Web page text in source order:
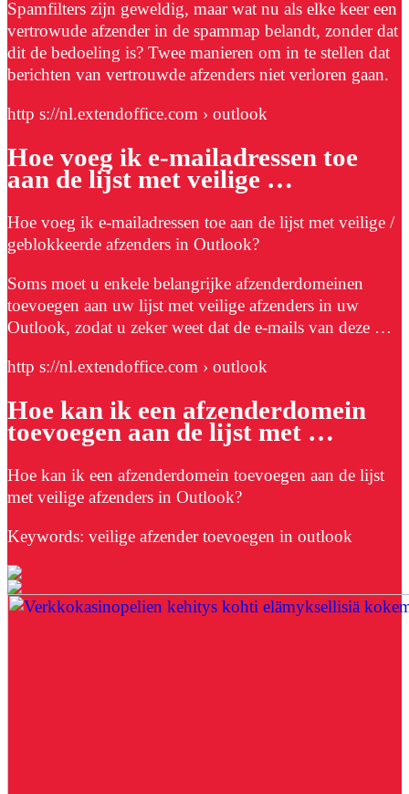
Spamfilters zijn geweldig, maar wat nu als elke keer een
vertrowude afzender in de spammap belandt, zonder dat
dit de bedoeling is? Twee manieren om in te stellen dat
berichten van vertrouwde afzenders niet verloren gaan.
http s://nl.extendoffice.com › outlook
Hoe voeg ik e-mailadressen toe
aan de lijst met veilige …
Hoe voeg ik e-mailadressen toe aan de lijst met veilige /
geblokkeerde afzenders in Outlook?
Soms moet u enkele belangrijke afzenderdomeinen
toevoegen aan uw lijst met veilige afzenders in uw
Outlook, zodat u zeker weet dat de e-mails van deze …
http s://nl.extendoffice.com › outlook
Hoe kan ik een afzenderdomein
toevoegen aan de lijst met …
Hoe kan ik een afzenderdomein toevoegen aan de lijst
met veilige afzenders in Outlook?
Keywords: veilige afzender toevoegen in outlook